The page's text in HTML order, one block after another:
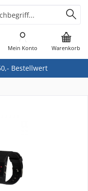
Bestellwert
Warenkorb
Mein Konto